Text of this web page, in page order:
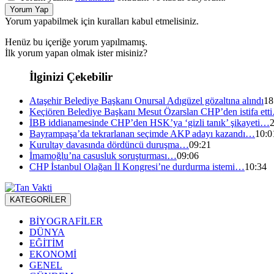
Yorum Yap
Yorum yapabilmek için kuralları kabul etmelisiniz.
Henüz bu içeriğe yorum yapılmamış.
İlk yorum yapan olmak ister misiniz?
İlginizi Çekebilir
Ataşehir Belediye Başkanı Onursal Adıgüzel gözaltına alındı
Keçiören Belediye Başkanı Mesut Özarslan CHP’den istifa
İBB iddianamesinde CHP’den HSK’ya ‘gizli tanık’ şikayeti…
Bayrampaşa’da tekrarlanan seçimde AKP adayı kazandı…
Kurultay davasında dördüncü duruşma…09:21
İmamoğlu’na casusluk soruşturması…09:06
CHP İstanbul Olağan İl Kongresi’ne durdurma istemi…10:34
KATEGORİLER
BİYOGRAFİLER
DÜNYA
EĞİTİM
EKONOMİ
GENEL